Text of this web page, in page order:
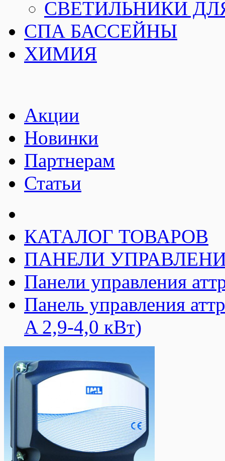
СВЕТИЛЬНИКИ
СПА БАССЕЙНЫ
ХИМИЯ
Акции
Новинки
Партнерам
Статьи
КАТАЛОГ ТОВАРОВ
ПАНЕЛИ
Панели управления
Панель управления
A 2,9-4,0 кВт)